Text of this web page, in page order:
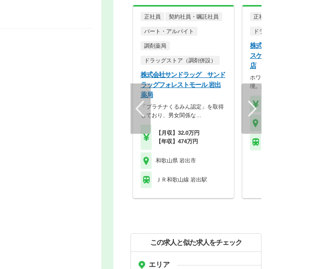
正社員 契約社員・嘱託社員
パート・アルバイト
調剤薬局
ドラッグストア（調剤併設）
株式会社サンドラッグ サンド
ラッグフォレストモール 岩出
薬局
「プラチナくるみん認定」を取得
しており、男女関係な…
【月収】32.0万円
【年収】474万円
和歌山県 岩出市
ＪＲ和歌山線 岩出駅
正社員
ドラッグストア（調剤併設
株式会社ココカラファイ
スケア ジップドラッグ
店
ホワイト500認定のクリーン
境。身だしなみの自…
この求人と似た求人をチェック
エリア